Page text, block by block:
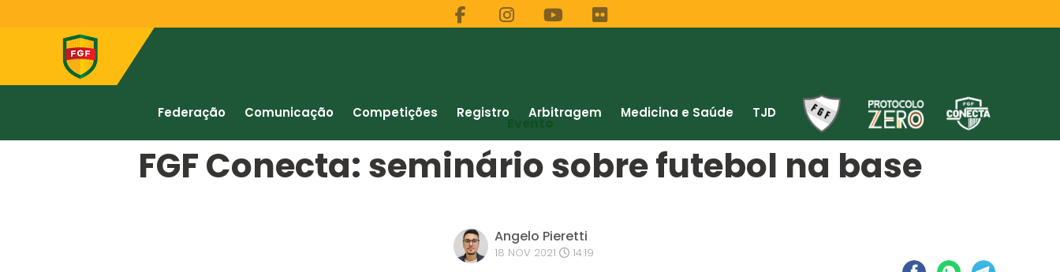
Federação Comunicação Competições Registro Arbitragem Medicina e Saúde TJD
FGF Conecta: seminário sobre futebol na base
Angelo Pieretti
18 NOV 2021 14:19